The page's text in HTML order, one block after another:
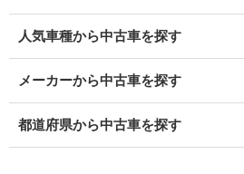
人気車種から中古車を探す
メーカーから中古車を探す
都道府県から中古車を探す